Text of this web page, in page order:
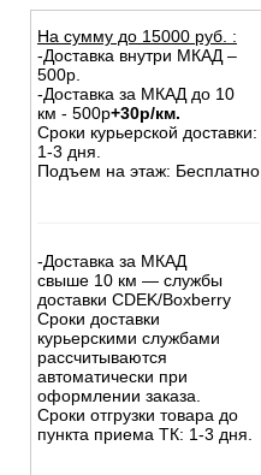
На сумму до 15000 руб. :
-Доставка внутри МКАД –
500р.
-Доставка за МКАД до 10
км - 500р+30р/км.
Сроки курьерской доставки:
1-3 дня.
Подъем на этаж: Бесплатно
-Доставка за МКАД
свыше 10 км — службы
доставки CDEK/Boxberry
Сроки доставки
курьерскими службами
рассчитываются
автоматически при
оформлении заказа.
Сроки отгрузки товара до
пункта приема ТК: 1-3 дня.